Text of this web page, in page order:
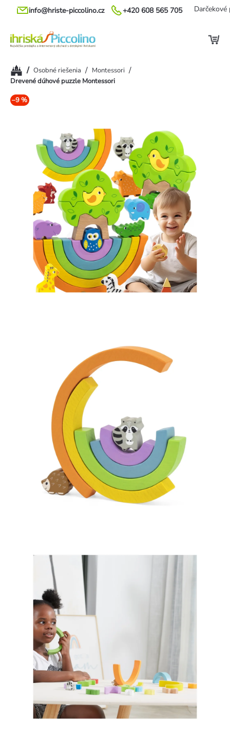
Prejsť
+420 608 565 705
info@hriste-piccolino.cz Darčekové
Domov
/ Osobné riešenia / Montessori /
Drevené dúhové puzzle Montessori
–9 %